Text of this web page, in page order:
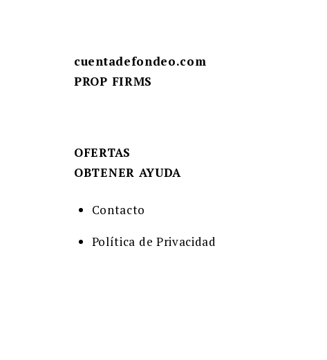
cuentadefondeo.com
PROP FIRMS
OFERTAS
OBTENER AYUDA
Contacto
Política de Privacidad